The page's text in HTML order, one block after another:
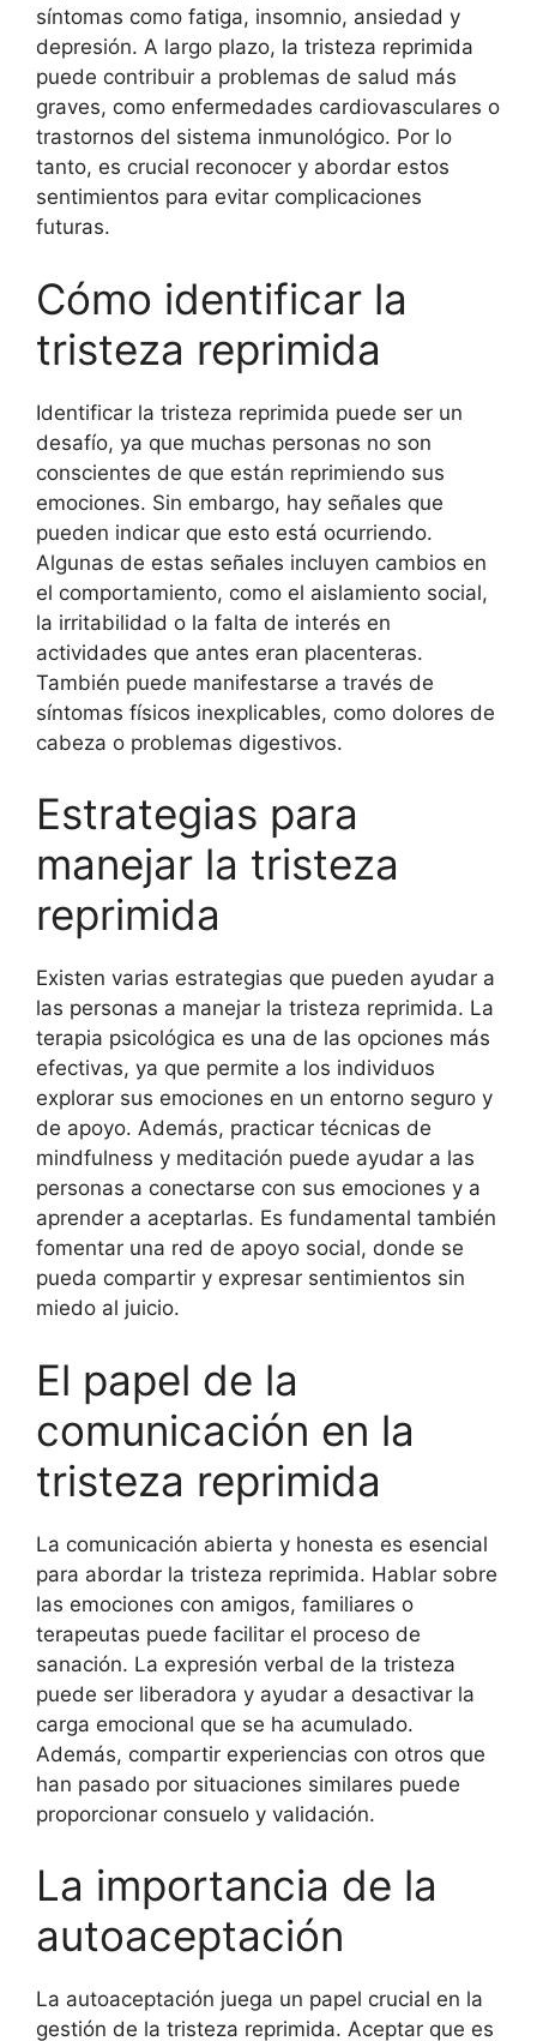
síntomas como fatiga, insomnio, ansiedad y
depresión. A largo plazo, la tristeza reprimida
puede contribuir a problemas de salud más
graves, como enfermedades cardiovasculares o
trastornos del sistema inmunológico. Por lo
tanto, es crucial reconocer y abordar estos
sentimientos para evitar complicaciones
futuras.
Cómo identificar la
tristeza reprimida
Identificar la tristeza reprimida puede ser un
desafío, ya que muchas personas no son
conscientes de que están reprimiendo sus
emociones. Sin embargo, hay señales que
pueden indicar que esto está ocurriendo.
Algunas de estas señales incluyen cambios en
el comportamiento, como el aislamiento social,
la irritabilidad o la falta de interés en
actividades que antes eran placenteras.
También puede manifestarse a través de
síntomas físicos inexplicables, como dolores de
cabeza o problemas digestivos.
Estrategias para
manejar la tristeza
reprimida
Existen varias estrategias que pueden ayudar a
las personas a manejar la tristeza reprimida. La
terapia psicológica es una de las opciones más
efectivas, ya que permite a los individuos
explorar sus emociones en un entorno seguro y
de apoyo. Además, practicar técnicas de
mindfulness y meditación puede ayudar a las
personas a conectarse con sus emociones y a
aprender a aceptarlas. Es fundamental también
fomentar una red de apoyo social, donde se
pueda compartir y expresar sentimientos sin
miedo al juicio.
El papel de la
comunicación en la
tristeza reprimida
La comunicación abierta y honesta es esencial
para abordar la tristeza reprimida. Hablar sobre
las emociones con amigos, familiares o
terapeutas puede facilitar el proceso de
sanación. La expresión verbal de la tristeza
puede ser liberadora y ayudar a desactivar la
carga emocional que se ha acumulado.
Además, compartir experiencias con otros que
han pasado por situaciones similares puede
proporcionar consuelo y validación.
La importancia de la
autoaceptación
La autoaceptación juega un papel crucial en la
gestión de la tristeza reprimida. Aceptar que es